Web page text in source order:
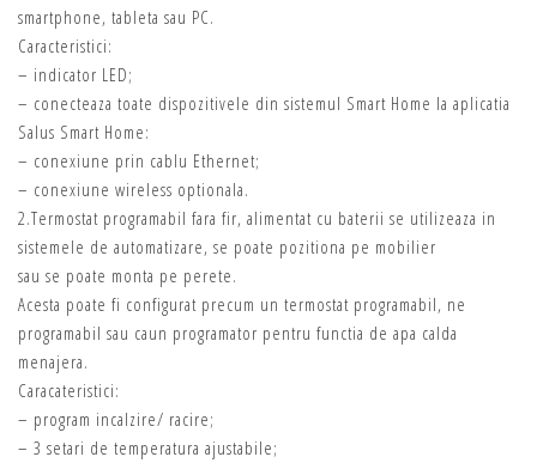
smartphone, tableta sau PC.
Caracteristici:
– indicator LED;
– conecteaza toate dispozitivele din sistemul Smart Home la aplicatia
Salus Smart Home:
– conexiune prin cablu Ethernet;
– conexiune wireless optionala.
2.Termostat programabil fara fir, alimentat cu baterii se utilizeaza in
sistemele de automatizare, se poate pozitiona pe mobilier
sau se poate monta pe perete.
Acesta poate fi configurat precum un termostat programabil, ne
programabil sau caun programator pentru functia de apa calda
menajera.
Caracateristici:
– program incalzire/ racire;
– 3 setari de temperatura ajustabile;